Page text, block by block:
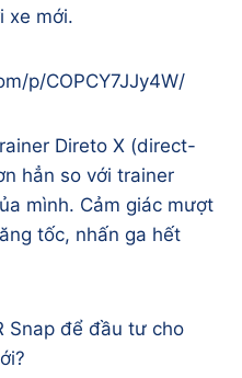
xe mới.
p/COPCY7JJy4W/
Direto X (direct-
hẳn so với trainer
mình. Cảm giác mượt
tốc, nhấn ga hết
Snap để đầu tư cho